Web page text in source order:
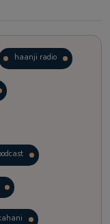
haanji radio